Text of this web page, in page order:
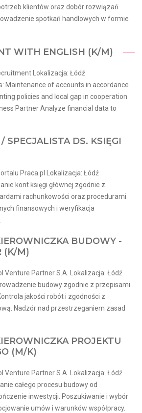
klientów oraz dobór rozwiązań
spotkań handlowych w formie
WITH ENGLISH (K/M)
Lokalizacja: Łódź
Maintenance of accounts in accordance
policies and local gap in cooperation
Partner Analyze financial data to
SPECJALISTA DS. KSIĘGI
Praca.pl Lokalizacja: Łódź
kont księgi głównej zgodnie z
rachunkowości oraz procedurami
finansowych i weryfikacja
BUDOWY -
(K/M)
Venture Partner S.A. Lokalizacja: Łódź
budowy zgodnie z przepisami
jakości robót i zgodności z
Nadzór nad przestrzeganiem zasad
PROJEKTU
(M/K)
Venture Partner S.A. Lokalizacja: Łódź
całego procesu budowy od
inwestycji. Poszukiwanie i wybór
umów i warunków współpracy.